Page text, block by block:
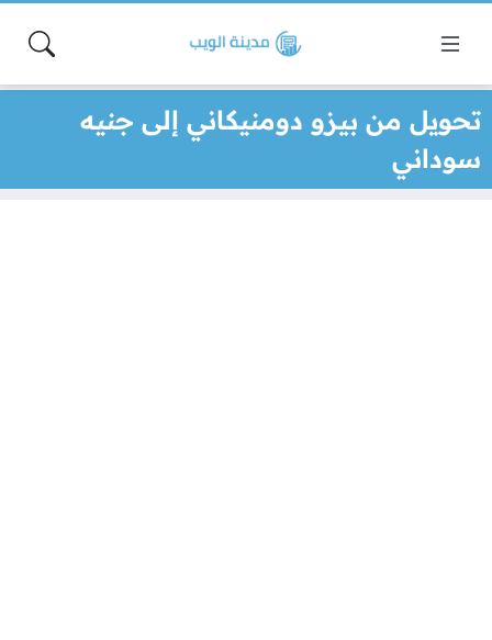
تحويل من بيزو دومنيكاني إلى جنيه
سوداني